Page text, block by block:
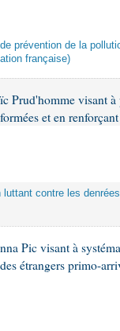
prévention de la
française)
Prud'homme visant
et en
contre les
Pic visant à
étrangers primo-